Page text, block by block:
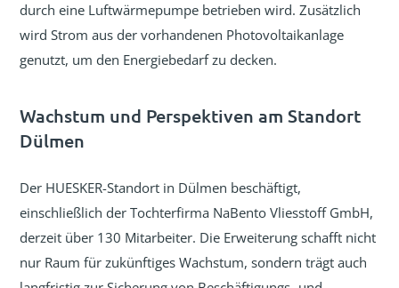
durch eine Luftwärmepumpe betrieben wird. Zusätzlich
wird Strom aus der vorhandenen Photovoltaikanlage
genutzt, um den Energiebedarf zu decken.
Wachstum und Perspektiven am Standort
Dülmen
Der HUESKER-Standort in Dülmen beschäftigt,
einschließlich der Tochterfirma NaBento Vliesstoff GmbH,
derzeit über 130 Mitarbeiter. Die Erweiterung schafft nicht
nur Raum für zukünftiges Wachstum, sondern trägt auch